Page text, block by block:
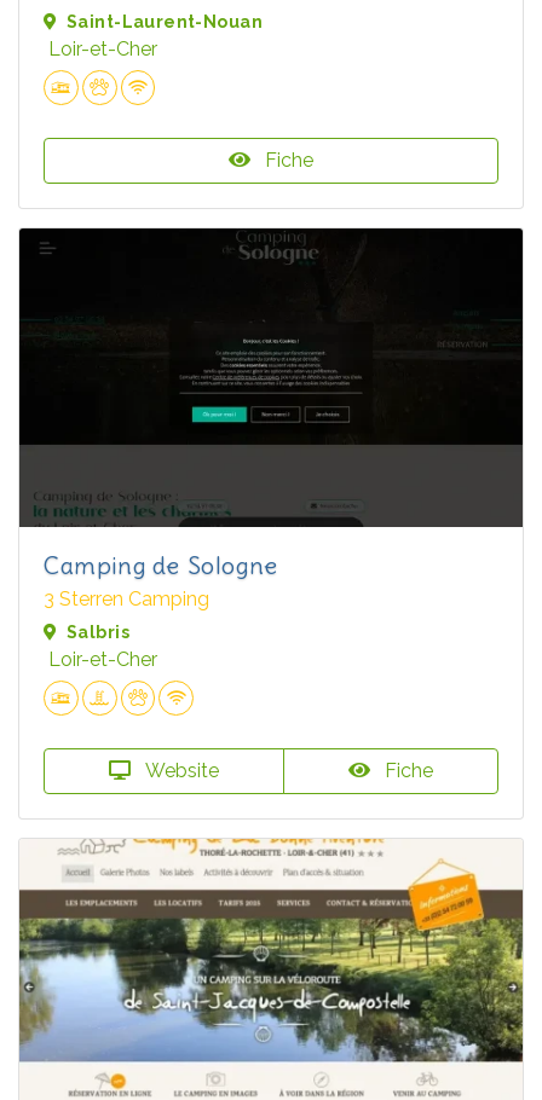
Saint-Laurent-Nouan
Loir-et-Cher
Fiche
Camping de Sologne
3 Sterren Camping
Salbris
Loir-et-Cher
Website Fiche